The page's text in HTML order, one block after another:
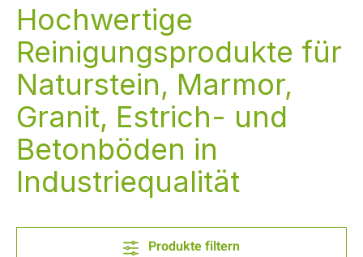
Hochwertige
Reinigungsprodukte für
Naturstein, Marmor,
Granit, Estrich- und
Betonböden in
Industriequalität
Produkte filtern